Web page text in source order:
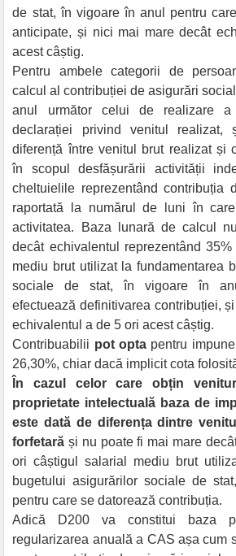
de stat, în vigoare în anul pentru
anticipate, și nici mai mare decât
acest câștig.
Pentru ambele categorii de
calcul al contribuției de asigurări
anul următor celui de realizare
declarației privind venitul realizat,
diferență între venitul brut realizat și
în scopul desfășurării activității
cheltuielile reprezentând contribuția
raportată la numărul de luni în
activitatea. Baza lunară de calcul
decât echivalentul reprezentând
mediu brut utilizat la fundamentarea
sociale de stat, în vigoare în
efectuează definitivarea contribuției,
echivalentul a de 5 ori acest câștig.
Contribuabilii pot opta pentru
26,30%, chiar dacă implicit cota
În cazul celor care obțin
proprietate intelectuală baza de
este dată de diferența dintre
forfetară și nu poate fi mai mare
ori câștigul salarial mediu brut
bugetului asigurărilor sociale de
pentru care se datorează contribuția.
Adică D200 va constitui baza
regularizarea anuală a CAS așa cum